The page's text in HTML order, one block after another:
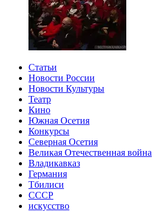
Статьи
Новости России
Новости Культуры
Театр
Кино
Южная Осетия
Конкурсы
Северная Осетия
Великая Отечественная война
Владикавказ
Германия
Тбилиси
СССР
искусство